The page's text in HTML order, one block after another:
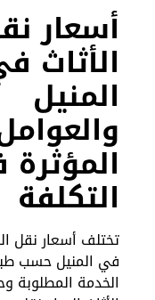
نقل
في
في
أسعار نقل الأثاث
المنيل حسب طبيعة
المطلوبة وحجم